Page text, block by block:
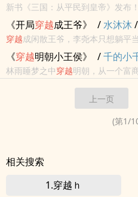
新书《三国：从平民到皇帝》发布
《开局穿越成王爷》 /水沐沐/
穿越成闲散王爷，李尧本只想躺平
处危机四伏，躺不平、卷无心，
马出战，征服四野~~~
《穿越明朝小王侯》 /千的小
说
青春
林雨睡梦之中穿越明朝，从一个富
个异姓王。<br>本站提示：各位书
不错的话请不要忘记向您QQ群和
上一页
(第1/
相关搜索
1.穿越ｈ